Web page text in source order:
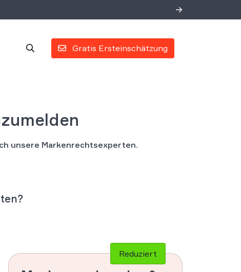
Gratis Ersteinschätzung
unsere Markenrechtsexperten.
Reduziert